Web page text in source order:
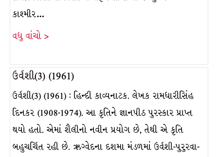
કાશ્મીર…
વધુ વાંચો >
ઉર્વશી(3) (1961)
ઉર્વશી(3) (1961) : હિન્દી કાવ્યનાટક. લેખક રામધારીસિંહ
દિનકર (1908-1974). આ કૃતિને જ્ઞાનપીઠ પુરસ્કાર પ્રાપ્ત
થયો હતો. એમાં શૈલીનો નવીન પ્રયોગ છે, તેથી એ કૃતિ
બહુચર્ચિત રહી છે. ઋગ્વેદના દશમા મંડળમાં ઉર્વશી-પુરુરવા-